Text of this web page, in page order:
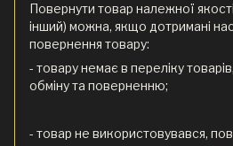
Повернути товар належної
інший) можна, якщо дотримані
повернення товару:
- товару немає в переліку
обміну та поверненню;
- товар не використовувався,